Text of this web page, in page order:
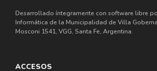
Desarrollado íntegramente con software libre
Informática de la Municipalidad de Villa
Mosconi 1541, VGG, Santa Fe, Argentina.
ACCESOS